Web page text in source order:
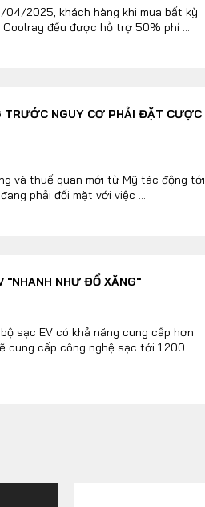
2025, khách hàng khi mua bất kỳ
đều được hỗ trợ 50% phí ...
TRƯỚC NGUY CƠ PHẢI ĐẶT CƯỢC
và thuế quan mới từ Mỹ tác động tới
phải đối mặt với việc ...
"NHANH NHƯ ĐỔ XĂNG"
sạc EV có khả năng cung cấp hơn
cung cấp công nghệ sạc tới 1.200 ...